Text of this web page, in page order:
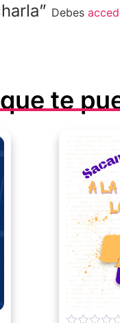
Debes
te